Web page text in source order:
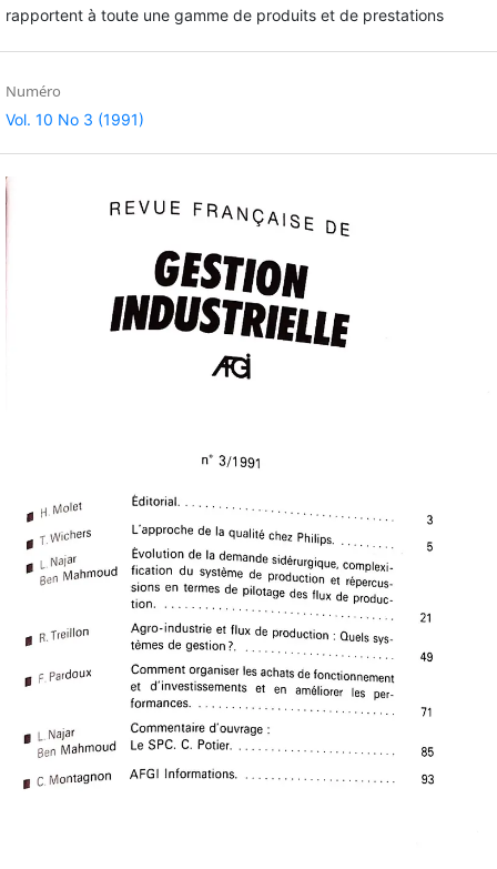
rapportent à toute une gamme de produits et de prestations
Numéro
Vol. 10 No 3 (1991)